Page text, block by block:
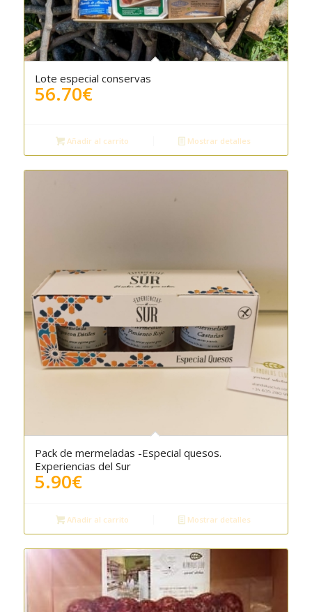
4.50
Lote especial conservas
56.70€
Añadir al carrito Mostrar detalles
Pack de mermeladas -Especial quesos.
Experiencias del Sur
5.90€
Añadir al carrito Mostrar detalles